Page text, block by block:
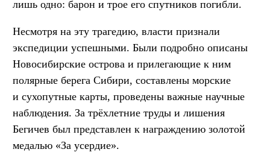
лишь одно: барон и трое его спутников погибли.
Несмотря на эту трагедию, власти признали
экспедиции успешными. Были подробно описаны
Новосибирские острова и прилегающие к ним
полярные берега Сибири, составлены морские
и сухопутные карты, проведены важные научные
наблюдения. За трёхлетние труды и лишения
Бегичев был представлен к награждению золотой
медалью «За усердие».